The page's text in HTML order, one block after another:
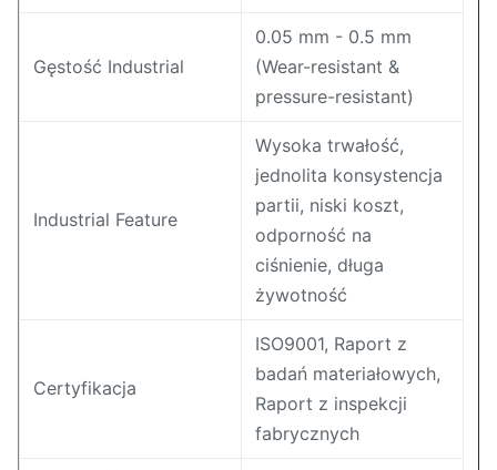
Gęstość Industrial
0.05 mm - 0.5 mm
(Wear-resistant &
pressure-resistant)
Industrial Feature
Wysoka trwałość,
jednolita konsystencja
partii, niski koszt,
odporność na
ciśnienie, długa
żywotność
Certyfikacja
ISO9001, Raport z
badań materiałowych,
Raport z inspekcji
fabrycznych